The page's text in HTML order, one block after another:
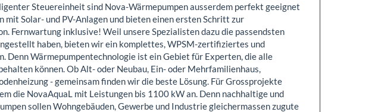
Steuereinheit sind Nova-Wärmepumpen ausserdem perfekt geeignet
mit Solar- und PV-Anlagen und bieten einen ersten Schritt zur
Fernwartung inklusive! Weil unsere Spezialisten dazu die passendsten
haben, bieten wir ein komplettes, WPSM-zertifiziertes und
Denn Wärmepumpentechnologie ist ein Gebiet für Experten, die alle
können. Ob Alt- oder Neubau, Ein- oder Mehrfamilienhaus,
- gemeinsam finden wir die beste Lösung. Für Grossprojekte
die NovaAquaL mit Leistungen bis 1100 kW an. Denn nachhaltige und
sollen Wohngebäuden, Gewerbe und Industrie gleichermassen zugute